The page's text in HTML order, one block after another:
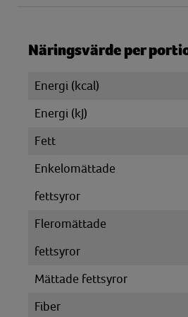
Näringsvärde per
Energi (kcal)
Energi (kJ)
Fett
Enkelomättade
fettsyror
Fleromättade
fettsyror
Mättade fettsyror
Fiber